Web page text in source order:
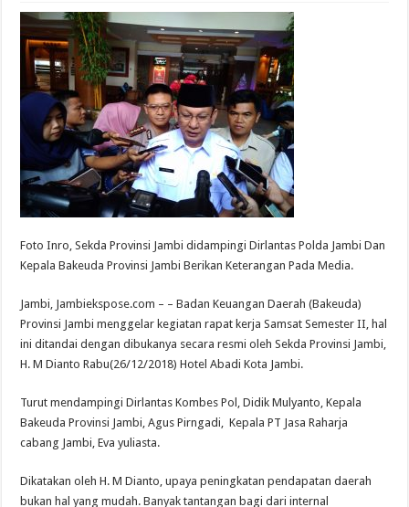
Foto Inro, Sekda Provinsi Jambi didampingi Dirlantas Polda Jambi Dan
Kepala Bakeuda Provinsi Jambi Berikan Keterangan Pada Media.
Jambi, Jambiekspose.com – – Badan Keuangan Daerah (Bakeuda)
Provinsi Jambi menggelar kegiatan rapat kerja Samsat Semester II, hal
ini ditandai dengan dibukanya secara resmi oleh Sekda Provinsi Jambi,
H. M Dianto Rabu(26/12/2018) Hotel Abadi Kota Jambi.
Turut mendampingi Dirlantas Kombes Pol, Didik Mulyanto, Kepala
Bakeuda Provinsi Jambi, Agus Pirngadi, Kepala PT Jasa Raharja
cabang Jambi, Eva yuliasta.
Dikatakan oleh H. M Dianto, upaya peningkatan pendapatan daerah
bukan hal yang mudah. Banyak tantangan bagi dari internal